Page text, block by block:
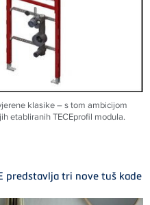
klasike – s tom ambicijom
etabliranih TECEprofil modula.
predstavlja tri nove tuš kade